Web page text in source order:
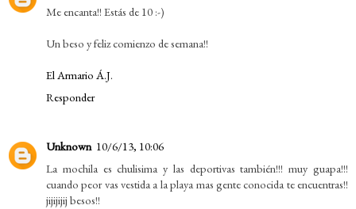
Me encanta!! Estás de 10 :-)
Un beso y feliz comienzo de semana!!
El Armario Á.J.
Responder
Unknown 10/6/13, 10:06
La mochila es chulisima y las deportivas también!!! muy guapa!!!
cuando peor vas vestida a la playa mas gente conocida te encuentras!!
jijijijij besos!!